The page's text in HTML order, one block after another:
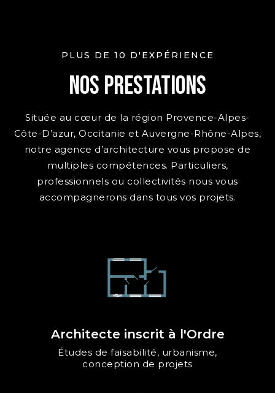
PLUS DE 10 D'EXPÉRIENCE
Nos prestations
Située au cœur de la région Provence-Alpes-
Côte-D’azur, Occitanie et Auvergne-Rhône-Alpes,
notre agence d’architecture vous propose de
multiples compétences. Particuliers,
professionnels ou collectivités nous vous
accompagnerons dans tous vos projets.
Architecte inscrit à l'Ordre
Études de faisabilité, urbanisme,
conception de projets